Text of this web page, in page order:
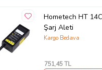
Hometech HT
Şarj Aleti
Kargo Bedava
751,45 TL